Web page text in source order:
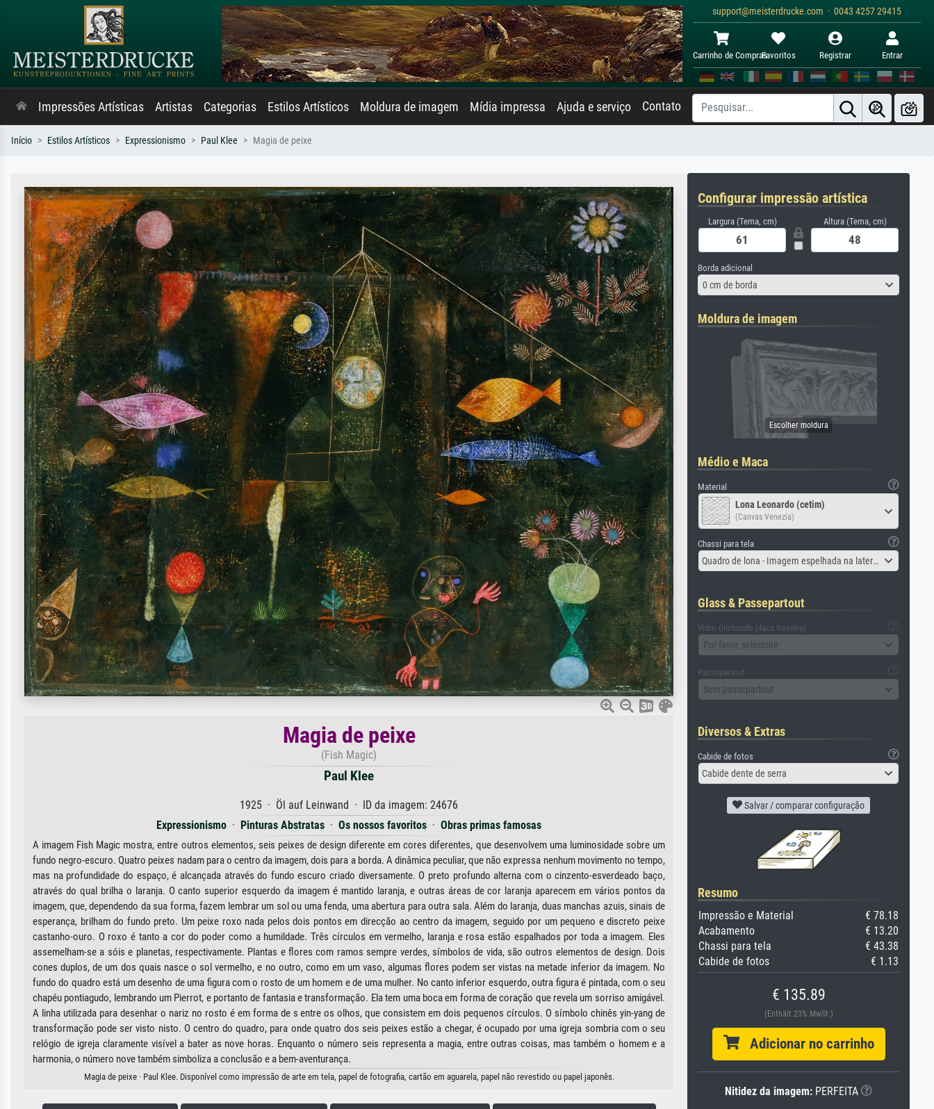
support@meisterdrucke.com · 0043 4257 29415
Carrinho de ComprasFavoritos Registrar Entrar
Impressões Artísticas Artistas Categorias Estilos Artísticos Moldura de imagem Mídia impressa Ajuda e serviço Contato
Início Estilos Artísticos Expressionismo Paul Klee Magia de peixe
Magia de peixe
(Fish Magic)
Paul Klee
1925 · Öl auf Leinwand · ID da imagem: 24676
Expressionismo · Pinturas Abstratas · Os nossos favoritos · Obras primas famosas
A imagem Fish Magic mostra, entre outros elementos, seis peixes de design diferente em cores diferentes, que desenvolvem uma luminosidade sobre um
fundo negro-escuro. Quatro peixes nadam para o centro da imagem, dois para a borda. A dinâmica peculiar, que não expressa nenhum movimento no tempo,
mas na profundidade do espaço, é alcançada através do fundo escuro criado diversamente. O preto profundo alterna com o cinzento-esverdeado baço,
através do qual brilha o laranja. O canto superior esquerdo da imagem é mantido laranja, e outras áreas de cor laranja aparecem em vários pontos da
imagem, que, dependendo da sua forma, fazem lembrar um sol ou uma fenda, uma abertura para outra sala. Além do laranja, duas manchas azuis, sinais de
esperança, brilham do fundo preto. Um peixe roxo nada pelos dois pontos em direcção ao centro da imagem, seguido por um pequeno e discreto peixe
castanho-ouro. O roxo é tanto a cor do poder como a humildade. Três círculos em vermelho, laranja e rosa estão espalhados por toda a imagem. Eles
assemelham-se a sóis e planetas, respectivamente. Plantas e flores com ramos sempre verdes, símbolos de vida, são outros elementos de design. Dois
cones duplos, de um dos quais nasce o sol vermelho, e no outro, como em um vaso, algumas flores podem ser vistas na metade inferior da imagem. No
fundo do quadro está um desenho de uma figura com o rosto de um homem e de uma mulher. No canto inferior esquerdo, outra figura é pintada, com o seu
chapéu pontiagudo, lembrando um Pierrot, e portanto de fantasia e transformação. Ela tem uma boca em forma de coração que revela um sorriso amigável.
A linha utilizada para desenhar o nariz no rosto é em forma de s entre os olhos, que consistem em dois pequenos círculos. O símbolo chinês yin-yang de
transformação pode ser visto nisto. O centro do quadro, para onde quatro dos seis peixes estão a chegar, é ocupado por uma igreja sombria com o seu
relógio de igreja claramente visível a bater as nove horas. Enquanto o número seis representa a magia, entre outras coisas, mas também o homem e a
harmonia, o número nove também simboliza a conclusão e a bem-aventurança.
Magia de peixe · Paul Klee. Disponível como impressão de arte em tela, papel de fotografia, cartão em aguarela, papel não revestido ou papel japonês.
Configurar impressão artística
Largura (Tema, cm) Altura (Tema, cm)
Borda adicional
0 cm de borda
Moldura de imagem
Médio e Maca
Material
Lona Leonardo (cetim)
(Canvas Venezia)
Chassi para tela
Quadro de lona - Imagem espelhada na lateral
Glass & Passepartout
Vidro (incluindo placa traseira)
Por favor, selecione
Passepartout
Sem passepartout
Diversos & Extras
Cabide de fotos
Cabide dente de serra
Salvar / comparar configuração
Resumo
Impressão e Material
€ 78.18
Acabamento
€ 13.20
Chassi para tela
€ 43.38
Cabide de fotos
€ 1.13
€ 135.89
(Enthält 23% MwSt.)
Adicionar no carrinho
Nitidez da imagem: PERFEITA